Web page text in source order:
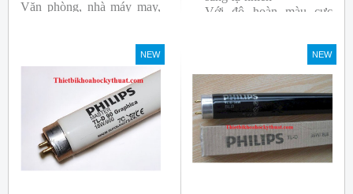
Văn phòng, nhà máy may,
Với độ hoàn màu cực
Sản phẩm được sản xuất
bởi hãng Philips, xuất xứ
Ba lan
NEW NEW